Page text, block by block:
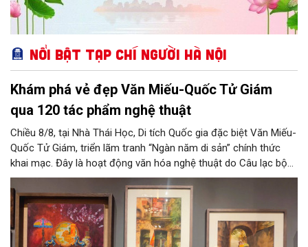
Nổi bật Tạp chí Người Hà Nội
Khám phá vẻ đẹp Văn Miếu-Quốc Tử Giám
qua 120 tác phẩm nghệ thuật
Chiều 8/8, tại Nhà Thái Học, Di tích Quốc gia đặc biệt Văn Miếu-
Quốc Tử Giám, triển lãm tranh “Ngàn năm di sản” chính thức
khai mạc. Đây là hoạt động văn hóa nghệ thuật do Câu lạc bộ
Tôi Vẽ phối hợp cùng Trung tâm hoạt động Văn hóa Khoa học
Văn Miếu - Quốc Tử Giám tổ chức, chào mừng 950 năm Quốc
Tử Giám (1076-2026) và hướng tới kỷ niệm 81 năm Quốc khánh
nước Cộng hòa xã hội chủ nghĩa Việt Nam.